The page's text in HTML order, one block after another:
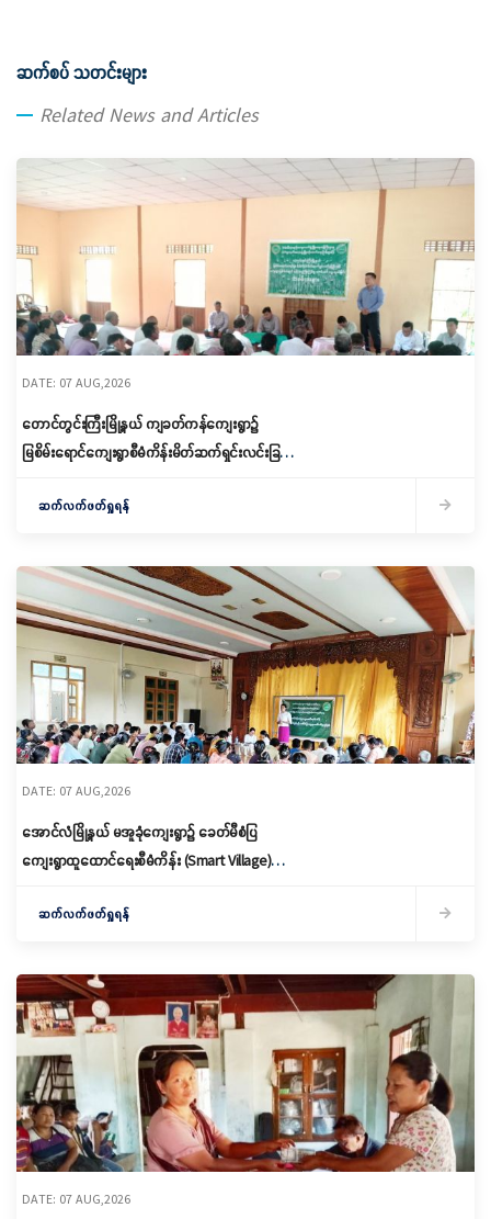
ဆက်စပ် သတင်းများ
Related News and Articles
DATE: 07 AUG,2026
တောင်တွင်းကြီးမြို့နယ် ကျခတ်ကန်ကျေးရွာ၌
မြစိမ်းရောင်ကျေးရွာစီမံကိန်းမိတ်ဆက်ရှင်းလင်းခြင်း
ဆက်လက်ဖတ်ရှုရန်
DATE: 07 AUG,2026
အောင်လံမြို့နယ် မအူခုံကျေးရွာ၌ ခေတ်မီစံပြ
ကျေးရွာထူထောင်ရေးစီမံကိန်း (Smart Village)
ဆက်လက်ဖတ်ရှုရန်
DATE: 07 AUG,2026